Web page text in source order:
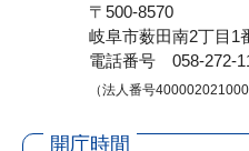
〒500-8570
岐阜市薮田南2丁目1
電話番号 058-272-
（法人番号
開庁時間